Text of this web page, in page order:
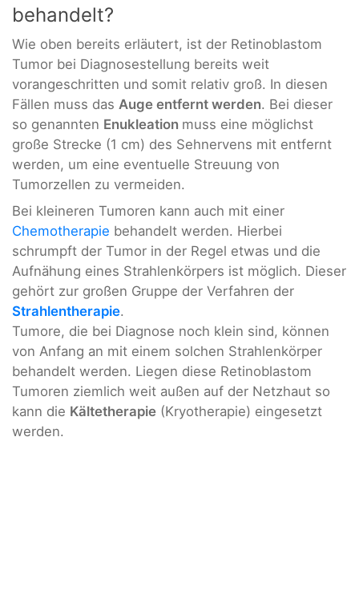
behandelt?
Wie oben bereits erläutert, ist der Retinoblastom
Tumor bei Diagnosestellung bereits weit
vorangeschritten und somit relativ groß. In diesen
Fällen muss das Auge entfernt werden. Bei dieser
so genannten Enukleation muss eine möglichst
große Strecke (1 cm) des Sehnervens mit entfernt
werden, um eine eventuelle Streuung von
Tumorzellen zu vermeiden.
Bei kleineren Tumoren kann auch mit einer
Chemotherapie behandelt werden. Hierbei
schrumpft der Tumor in der Regel etwas und die
Aufnähung eines Strahlenkörpers ist möglich. Dieser
gehört zur großen Gruppe der Verfahren der
Strahlentherapie.
Tumore, die bei Diagnose noch klein sind, können
von Anfang an mit einem solchen Strahlenkörper
behandelt werden. Liegen diese Retinoblastom
Tumoren ziemlich weit außen auf der Netzhaut so
kann die Kältetherapie (Kryotherapie) eingesetzt
werden.